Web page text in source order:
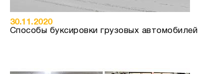
30.11.2020
Способы буксировки грузовых автомобилей